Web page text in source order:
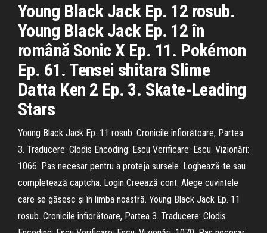
Young Black Jack Ep. 12 rosub.
Young Black Jack Ep. 12 în
română Sonic X Ep. 11. Pokémon
Ep. 61. Tensei shitara Slime
Datta Ken 2 Ep. 3. Skate-Leading
Stars
Young Black Jack Ep. 11 rosub. Cronicile înfiorătoare, Partea
3. Traducere: Clodis Encoding: Escu Verificare: Escu. Vizionări:
1066. Pas necesar pentru a proteja sursele. Loghează-te sau
completează captcha. Login Creează cont. Alege cuvintele
care se găsesc și în limba noastră. Young Black Jack Ep. 11
rosub. Cronicile înfiorătoare, Partea 3. Traducere: Clodis